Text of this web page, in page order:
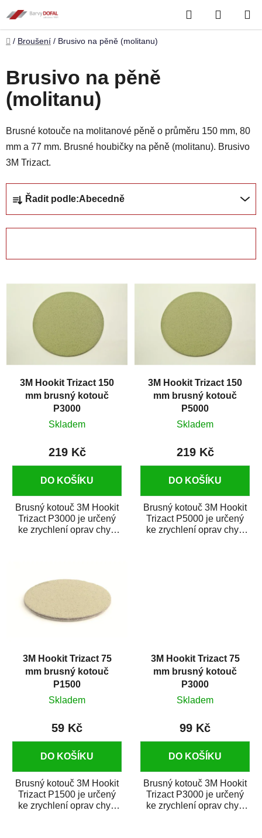
na
obsah
Hledat
KOŠÍK
Domů
/ Broušení / Brusivo na pěně (molitanu)
Brusivo na pěně
(molitanu)
Brusné kotouče na molitanové pěně o průměru 150 mm, 80
mm a 77 mm. Brusné houbičky na pěně (molitanu). Brusivo
3M Trizact.
p
Řadit podle:Abecedně
ů
3M Hookit Trizact 150
mm brusný kotouč
P3000
Skladem
219 Kč
DO KOŠÍKU
Brusný kotouč 3M Hookit
Trizact P3000 je určený
ke zrychlení oprav chyb
3M Hookit Trizact 150
mm brusný kotouč
P5000
Skladem
219 Kč
DO KOŠÍKU
Brusný kotouč 3M Hookit
Trizact P5000 je určený
ke zrychlení oprav chyb
3M Hookit Trizact 75
mm brusný kotouč
P1500
Skladem
59 Kč
DO KOŠÍKU
Brusný kotouč 3M Hookit
Trizact P1500 je určený
ke zrychlení oprav chyb
3M Hookit Trizact 75
mm brusný kotouč
P3000
Skladem
99 Kč
DO KOŠÍKU
Brusný kotouč 3M Hookit
Trizact P3000 je určený
ke zrychlení oprav chyb